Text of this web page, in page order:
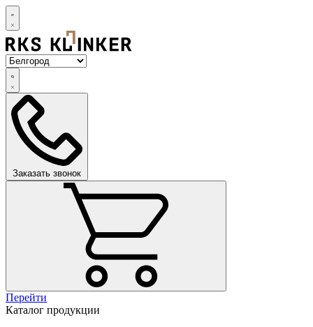
Заказать звонок
Перейти
Каталог продукции